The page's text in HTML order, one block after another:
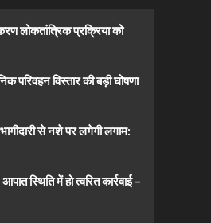
लोकतांत्रिक प्रक्रिया को
परिवहन विस्तार की बड़ी घोषणा
से नशे पर लगेगी लगाम:
स्थिति में हो त्वरित कार्रवाई –